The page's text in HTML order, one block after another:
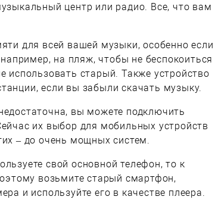
центр или радио. Все, что вам
для всей вашей музыки, особенно если
на пляж, чтобы не беспокоиться
использовать старый. Также устройство
если вы забыли скачать музыку.
вы можете подключить
их выбор для мобильных устройств
– до очень мощных систем.
свой основной телефон, то к
возьмите старый смартфон,
и используйте его в качестве плеера.